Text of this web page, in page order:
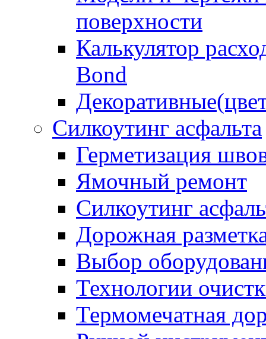
поверхности
Калькулятор
Bond
Силкоутинг асфальта
Герметизация
Ямочный ремонт
Силкоутинг
Дорожная
Выбор
Технологии
Термомечатная